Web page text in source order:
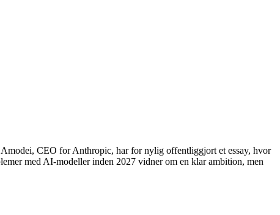
CEO for Anthropic, har for nylig offentliggjort et essay, hvor
med AI-modeller inden 2027 vidner om en klar ambition, men